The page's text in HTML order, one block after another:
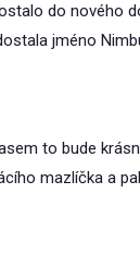
do nového
jméno
to bude
mazlíčka a